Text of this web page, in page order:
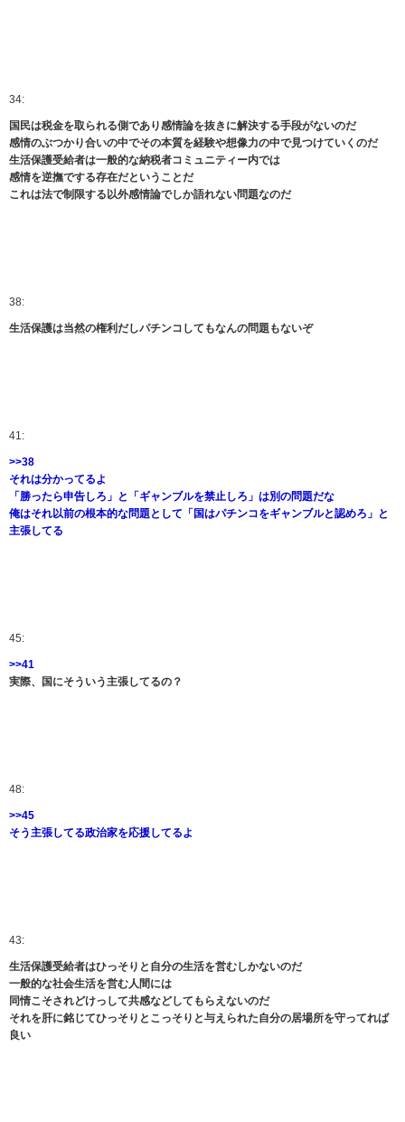
34:
国民は税金を取られる側であり感情論を抜きに解決する手段がないのだ
感情のぶつかり合いの中でその本質を経験や想像力の中で見つけていくのだ
生活保護受給者は一般的な納税者コミュニティー内では
感情を逆撫でする存在だということだ
これは法で制限する以外感情論でしか語れない問題なのだ
38:
生活保護は当然の権利だしパチンコしてもなんの問題もないぞ
41:
>>38
それは分かってるよ
「勝ったら申告しろ」と「ギャンブルを禁止しろ」は別の問題だな
俺はそれ以前の根本的な問題として「国はパチンコをギャンブルと認めろ」と
主張してる
45:
>>41
実際、国にそういう主張してるの？
48:
>>45
そう主張してる政治家を応援してるよ
43:
生活保護受給者はひっそりと自分の生活を営むしかないのだ
一般的な社会生活を営む人間には
同情こそされどけっして共感などしてもらえないのだ
それを肝に銘じてひっそりとこっそりと与えられた自分の居場所を守ってれば
良い